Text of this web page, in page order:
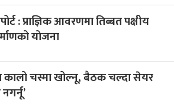
: प्राज्ञिक आवरणमा तिब्बत पक्षीय
योजना
कालो चस्मा खोल्नू, बैठक चल्दा सेयर